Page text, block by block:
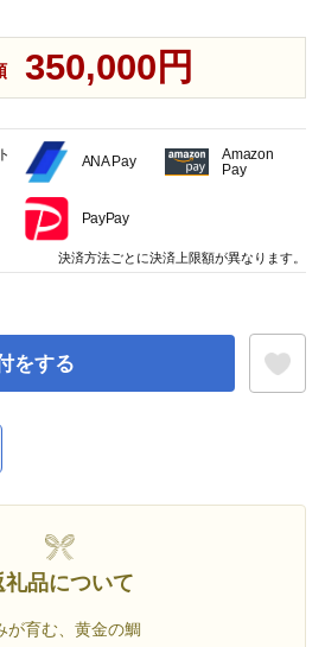
350,000円
をする
礼品について
が育む、黄金の鯛
ANA Pay
Amazon
Pay
PayPay
決済方法ごとに決済上限額が異なります。